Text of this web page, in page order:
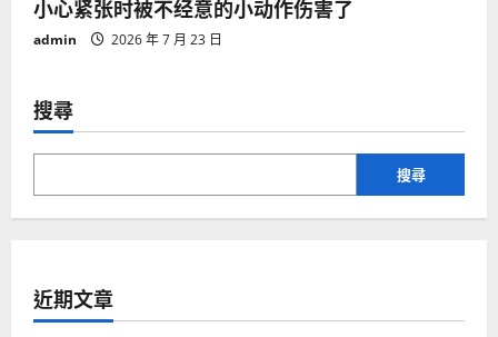
小心紧张时被不经意的小动作伤害了
admin 2026 年 7 月 23 日
搜尋
搜尋
近期文章